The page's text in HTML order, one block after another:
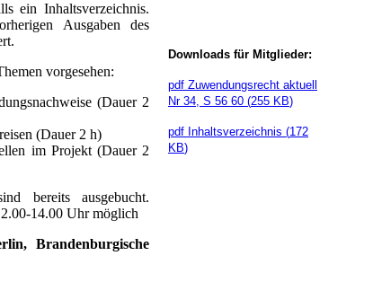
ein Inhaltsverzeichnis.
Ausgaben des
vorgesehen:
(Dauer 2
(Dauer 2 h)
im Projekt (Dauer 2
bereits ausgebucht.
14.00 Uhr möglich
Brandenburgische
Downloads für Mitglieder:
pdf Zuwendungsrecht aktuell
Nr 34, S 56 60 (255 KB)
pdf Inhaltsverzeichnis (172
KB)